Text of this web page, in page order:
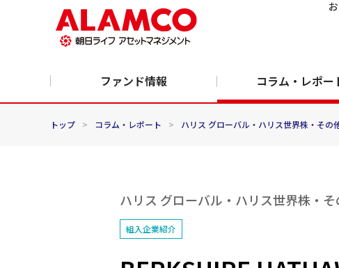
ファンド情報 コラム・レポー
トップ > コラム・レポート > ハリス グローバル・ハリス世界株・その
ハリス グローバル・ハリス世界株・
組入企業紹介